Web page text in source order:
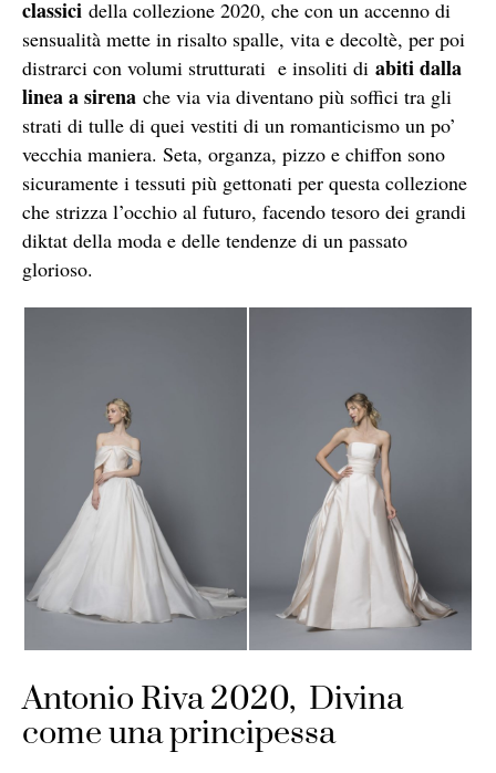
classici della collezione 2020, che con un accenno di
sensualità mette in risalto spalle, vita e decoltè, per poi
distrarci con volumi strutturati e insoliti di abiti dalla
linea a sirena che via via diventano più soffici tra gli
strati di tulle di quei vestiti di un romanticismo un po’
vecchia maniera. Seta, organza, pizzo e chiffon sono
sicuramente i tessuti più gettonati per questa collezione
che strizza l’occhio al futuro, facendo tesoro dei grandi
diktat della moda e delle tendenze di un passato
glorioso.
Antonio Riva 2020, Divina
come una principessa